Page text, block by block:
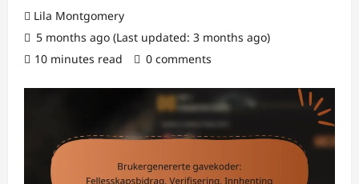
Lila Montgomery
5 months ago (Last updated: 3 months ago)
10 minutes read
0 comments